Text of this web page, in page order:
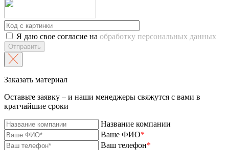
Я даю свое согласие на обработку персональных данных
Отправить
Заказать материал
Оставьте заявку – и наши менеджеры свяжутся с вами в
кратчайшие сроки
Название компании
Ваше ФИО*
Ваш телефон*